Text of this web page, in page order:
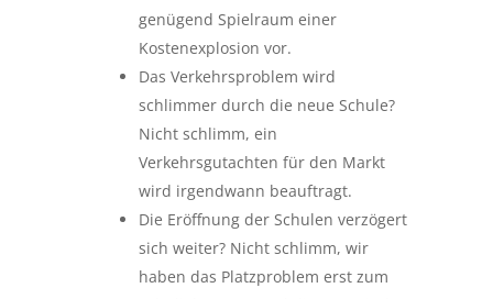
genügend Spielraum einer
Kostenexplosion vor.
Das Verkehrsproblem wird
schlimmer durch die neue Schule?
Nicht schlimm, ein
Verkehrsgutachten für den Markt
wird irgendwann beauftragt.
Die Eröffnung der Schulen verzögert
sich weiter? Nicht schlimm, wir
haben das Platzproblem erst zum